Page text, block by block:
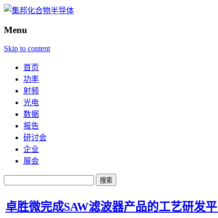
Menu
Skip to content
首页
功率
射频
光电
数据
报告
研讨会
企业
展会
卓胜微完成SAW滤波器产品的工艺研发